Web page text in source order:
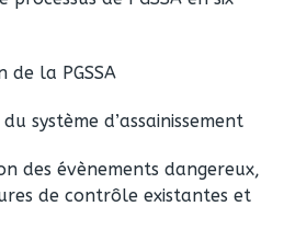
de la PGSSA
système d’assainissement
des évènements dangereux,
de contrôle existantes et